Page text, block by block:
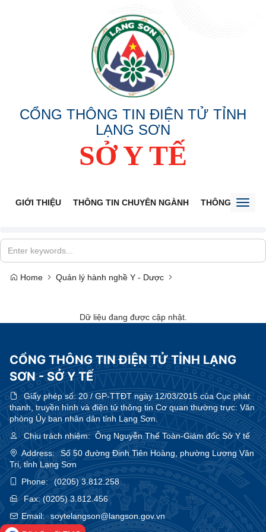
CỔNG THÔNG TIN ĐIỆN TỬ TỈNH
LẠNG SƠN
SỞ Y TẾ
GIỚI THIỆU THÔNG TIN CHUYÊN NGÀNH THÔNG BÁO
Home Quản lý hành nghề Y - Dược
Dữ liệu đang được cập nhật.
CỔNG THÔNG TIN ĐIỆN TỬ TỈNH LẠNG
SƠN - SỞ Y TẾ
Giấy phép số:20 / GP-TTĐT ngày 12/03/2015 của Cục phát
thanh, truyền hình và điện tử thông tin Cơ quan thường trực: Văn
phòng Ủy ban nhân dân tỉnh Lạng Sơn.
Chịu trách nhiệm:Ông Nguyễn Thế Toàn-Giám đốc Sở Y tế
Address:
Số 50 đường Đinh Tiên Hoàng, phường Lương Văn
Tri, tỉnh Lạng Sơn
Phone:
(0205) 3.812.258
Fax:(0205) 3.812.456
Email:
soytelangson@langson.gov.vn